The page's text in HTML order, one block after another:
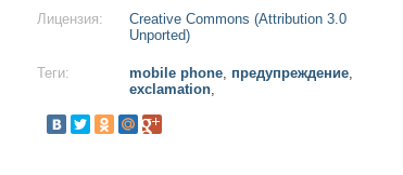
Лицензия:
Creative Commons (Attribution 3.0
Unported)
Теги: mobile phone, предупреждение,
exclamation,